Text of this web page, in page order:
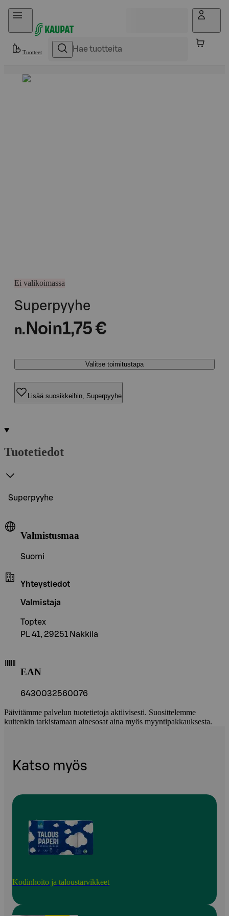
Hyppää sisältöön
Tuotteet
Ei valikoimassa
Superpyyhe
n. Noin1,75 €
Valitse toimitustapa
Lisää suosikkeihin, Superpyyhe
Tuotetiedot
Superpyyhe
Valmistusmaa
Suomi
Yhteystiedot
Valmistaja
Toptex
PL 41, 29251 Nakkila
EAN
6430032560076
Päivitämme palvelun tuotetietoja aktiivisesti. Suosittelemme
kuitenkin tarkistamaan ainesosat aina myös myyntipakkauksesta.
Katso myös
Kodinhoito ja taloustarvikkeet